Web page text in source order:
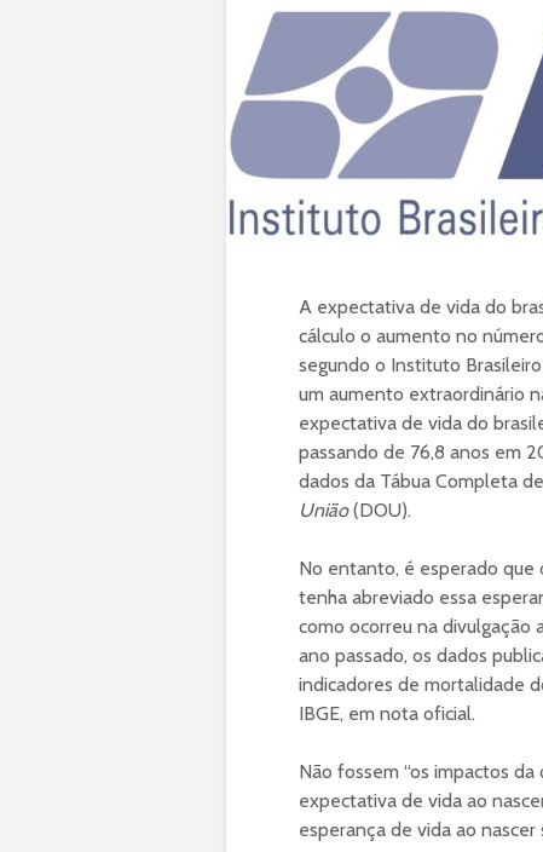
A expectativa de vida do
cálculo o aumento no
segundo o Instituto
um aumento extraordinário
expectativa de vida do
passando de 76,8 anos em
dados da Tábua Completa
União(DOU).
No entanto, é esperado
tenha abreviado essa
como ocorreu na divulgação
ano passado, os dados
indicadores de mortalidade
IBGE, em nota oficial.
Não fossem “os impactos
expectativa de vida ao
esperança de vida ao nascer